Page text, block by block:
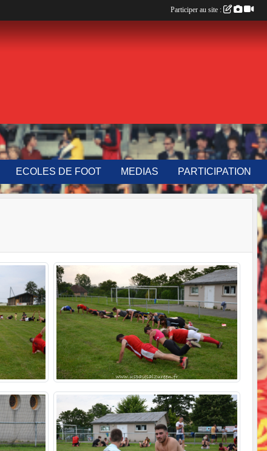
ECOLES DE FOOT MEDIAS PARTICIPATION
Participer au site :